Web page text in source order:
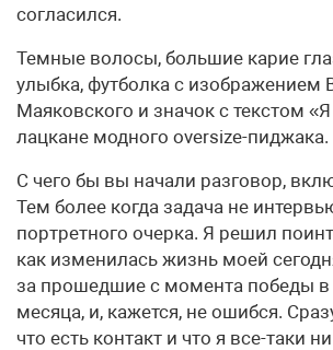
согласился.
Темные волосы, большие карие
улыбка, футболка с изображением
Маяковского и значок с текстом
лацкане модного oversize-пиджака.
С чего бы вы начали разговор,
Тем более когда задача не
портретного очерка. Я решил
как изменилась жизнь моей
за прошедшие с момента победы в
месяца, и, кажется, не ошибся.
что есть контакт и что я все-таки